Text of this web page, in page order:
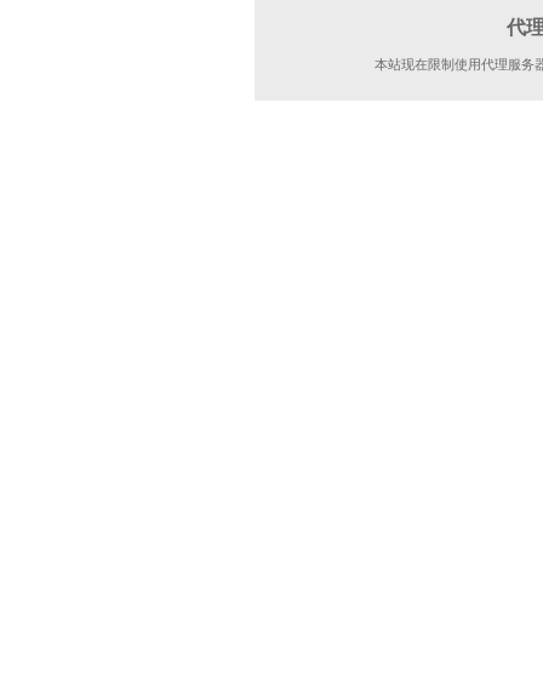
代
本站现在限制使用代理服务